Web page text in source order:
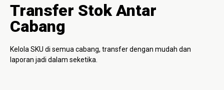
Transfer Stok Antar
Cabang
Kelola SKU di semua cabang, transfer dengan mudah dan
laporan jadi dalam seketika.